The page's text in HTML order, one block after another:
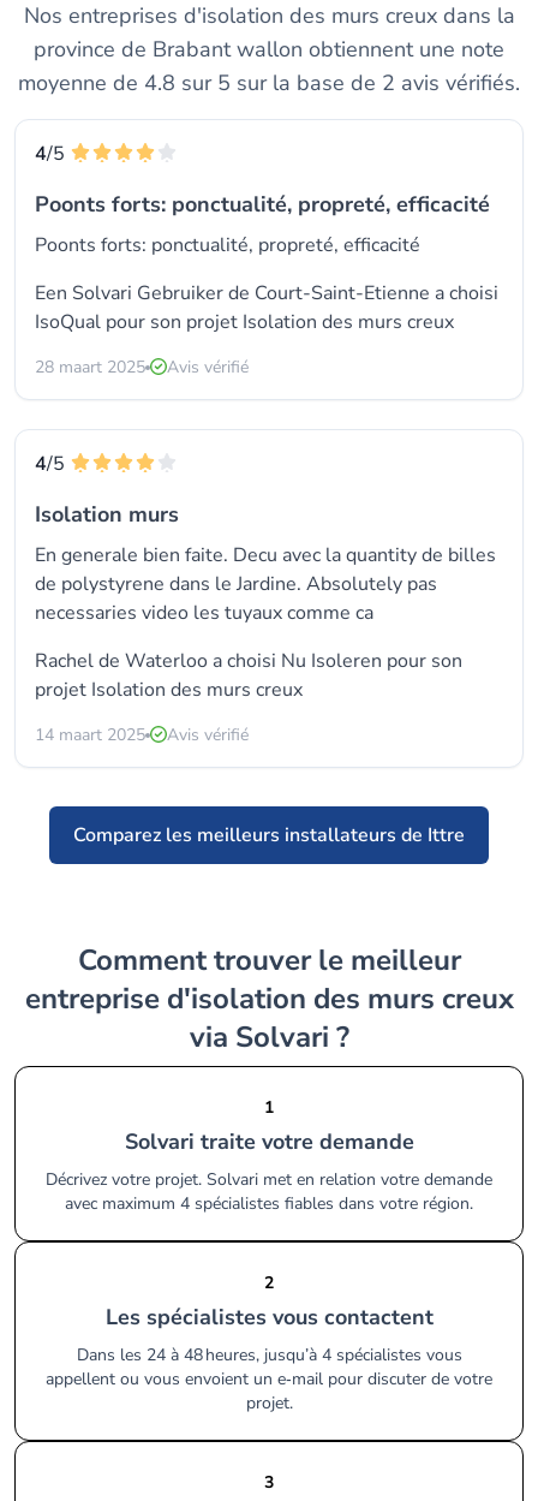
Nos entreprises d'isolation des murs creux dans la
province de Brabant wallon obtiennent une note
moyenne de 4.8 sur 5 sur la base de 2 avis vérifiés.
4/5
Poonts forts: ponctualité, propreté, efficacité
Poonts forts: ponctualité, propreté, efficacité
Een Solvari Gebruiker de Court-Saint-Etienne a choisi
IsoQual pour son projet Isolation des murs creux
28 maart 2025 Avis vérifié
4/5
Isolation murs
En generale bien faite. Decu avec la quantity de billes
de polystyrene dans le Jardine. Absolutely pas
necessaries video les tuyaux comme ca
Rachel de Waterloo a choisi Nu Isoleren pour son
projet Isolation des murs creux
14 maart 2025 Avis vérifié
Comparez les meilleurs installateurs de Ittre
Comment trouver le meilleur
entreprise d'isolation des murs creux
via Solvari ?
1
Solvari traite votre demande
Décrivez votre projet. Solvari met en relation votre demande
avec maximum 4 spécialistes fiables dans votre région.
2
Les spécialistes vous contactent
Dans les 24 à 48 heures, jusqu’à 4 spécialistes vous
appellent ou vous envoient un e‑mail pour discuter de votre
projet.
3